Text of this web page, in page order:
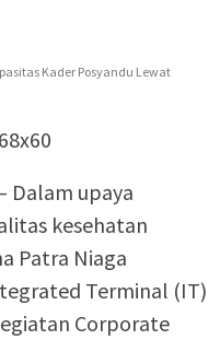
Dalam upaya
kesehatan
Patra Niaga
Terminal (IT)
Corporate